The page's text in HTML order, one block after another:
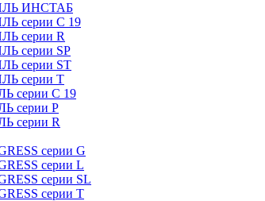
ИНСТАБ
серии C 19
серии R
серии SP
серии ST
серии T
серии C 19
серии P
серии R
серии G
серии L
серии SL
серии T